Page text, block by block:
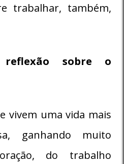
trabalhar, também,
reflexão sobre o
vivem uma vida mais
ganhando muito
do trabalho